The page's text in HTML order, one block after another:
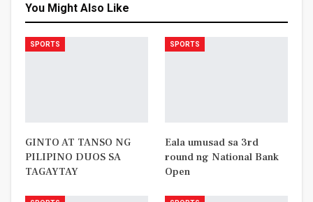
You Might Also Like
SPORTS
GINTO AT TANSO NG
PILIPINO DUOS SA
TAGAYTAY
SPORTS
Eala umusad sa 3rd
round ng National Bank
Open